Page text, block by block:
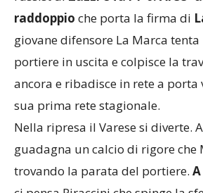
l’assist diZazzi e fa l’1-0. Al 35′
raddoppio
che porta la firma di
giovane difensore La Marca tenta
portiere in uscita e colpisce la
ancora e ribadisce in rete a porta
sua prima rete stagionale.
Nella ripresa il Varese si diverte. Al
guadagna un calcio di rigore che
trovando la parata del portiere.